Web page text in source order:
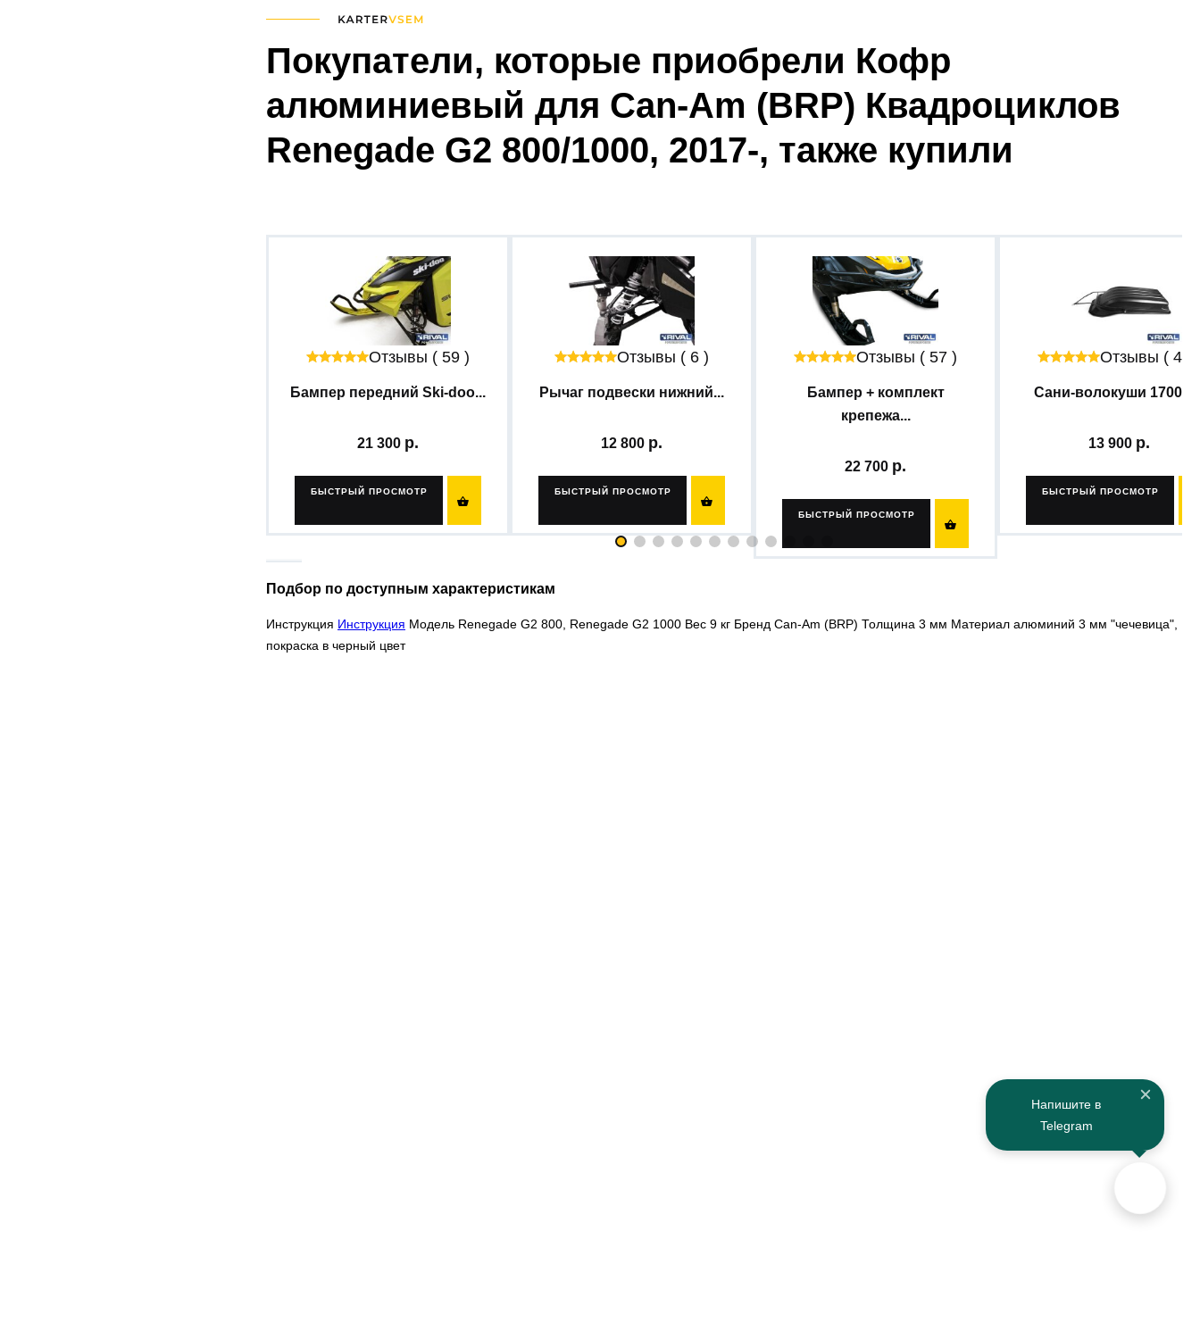
Покупатели, которые приобрели Кофр
алюминиевый для Can-Am (BRP) Квадроциклов
Renegade G2 800/1000, 2017-, также купили
Отзывы ( 59 )
Бампер передний Ski-doo...
21 300
БЫСТРЫЙ ПРОСМОТР

Отзывы ( 6 )
Рычаг подвески нижний...
12 800
БЫСТРЫЙ ПРОСМОТР

Отзывы ( 57 )
Бампер + комплект
крепежа...
22 700
БЫСТРЫЙ ПРОСМОТР

Отзывы ( 47 )
Сани-волокуши 1700
13 900
БЫСТРЫЙ ПРОСМОТР
Подбор по доступным характеристикам
Инструкция Инструкция Модель Renegade G2 800, Renegade G2 1000 Вес 9 кг Бренд Can-Am (BRP) Толщина 3 мм Материал алюминий 3 мм "чечевица",
покраска в черный цвет
Напишите в
Telegram